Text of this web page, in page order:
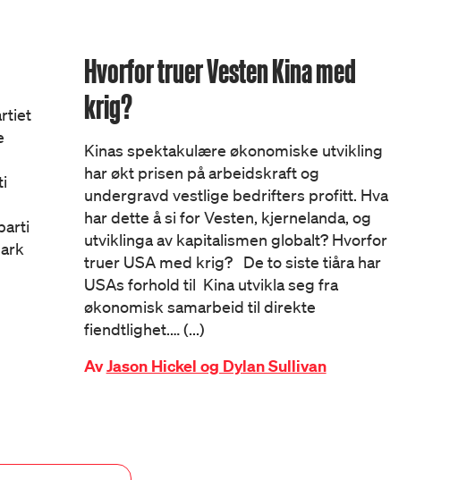
Hvorfor truer Vesten Kina med
krig?
Kinas spektakulære økonomiske utvikling
har økt prisen på arbeidskraft og
undergravd vestlige bedrifters profitt. Hva
har dette å si for Vesten, kjernelanda, og
utviklinga av kapitalismen globalt? Hvorfor
truer USA med krig? De to siste tiåra har
USAs forhold til Kina utvikla seg fra
økonomisk samarbeid til direkte
fiendtlighet.… (...)
AvJason Hickel og Dylan Sullivan